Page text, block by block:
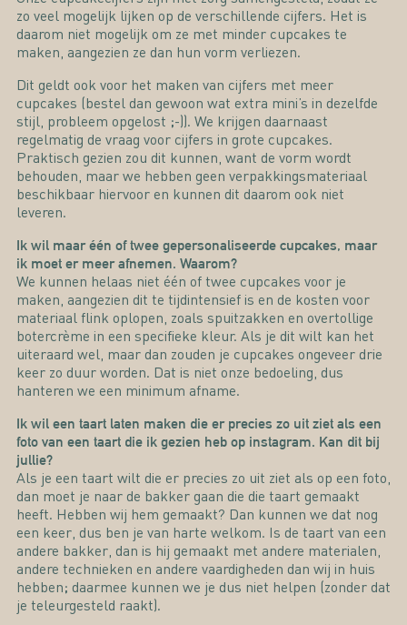
zo veel mogelijk lijken op de verschillende cijfers. Het is
daarom niet mogelijk om ze met minder cupcakes te
maken, aangezien ze dan hun vorm verliezen.
Dit geldt ook voor het maken van cijfers met meer
cupcakes (bestel dan gewoon wat extra mini’s in dezelfde
stijl, probleem opgelost ;-)). We krijgen daarnaast
regelmatig de vraag voor cijfers in grote cupcakes.
Praktisch gezien zou dit kunnen, want de vorm wordt
behouden, maar we hebben geen verpakkingsmateriaal
beschikbaar hiervoor en kunnen dit daarom ook niet
leveren.
Ik wil maar één of twee gepersonaliseerde cupcakes, maar
ik moet er meer afnemen. Waarom?
We kunnen helaas niet één of twee cupcakes voor je
maken, aangezien dit te tijdintensief is en de kosten voor
materiaal flink oplopen, zoals spuitzakken en overtollige
botercrème in een specifieke kleur. Als je dit wilt kan het
uiteraard wel, maar dan zouden je cupcakes ongeveer drie
keer zo duur worden. Dat is niet onze bedoeling, dus
hanteren we een minimum afname.
Ik wil een taart laten maken die er precies zo uit ziet als een
foto van een taart die ik gezien heb op instagram. Kan dit bij
jullie?
Als je een taart wilt die er precies zo uit ziet als op een foto,
dan moet je naar de bakker gaan die die taart gemaakt
heeft. Hebben wij hem gemaakt? Dan kunnen we dat nog
een keer, dus ben je van harte welkom. Is de taart van een
andere bakker, dan is hij gemaakt met andere materialen,
andere technieken en andere vaardigheden dan wij in huis
hebben; daarmee kunnen we je dus niet helpen (zonder dat
je teleurgesteld raakt).